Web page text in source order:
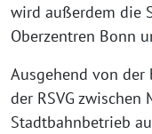
wird außerdem die
Oberzentren Bonn
Ausgehend von der
der RSVG
Stadtbahnbetrieb